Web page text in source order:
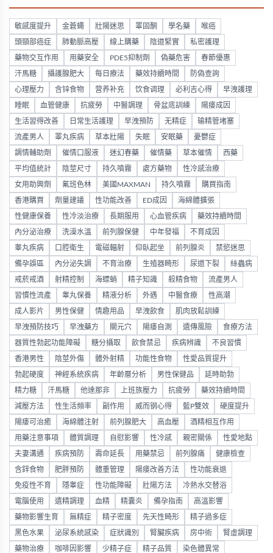
敏感度提升 金蒼蠅 壯陽迷思 睪固酮 學名藥 喉癌
頭頸部癌症 肺動脈高壓 線上購藥 陰道緊實 私密護理
藥物交互作用 用藥安全 PDE5抑制劑 偽藥危害 春節優惠
汗馬糖 攝護腺肥大 每日療法 藥效持續時間 防偽查詢
心理壓力 含锌食物 营养补充 饮食调理 必利吉心得 早洩護理
睡眠 血管健康 抗疲勞 中醫調理 骨盆底訓練 陽痿成因
生活習得改善 日常生活護理 早洩預防 无精症 输精管堵塞
流產男人 睪丸疾病 草本壯陽 失眠 安眠藥 憂鬱症
調情輔助劑 催情口服液 迷幻春藥 催情藥 草本催情 西藥
平均值統計 陰莖尺寸 持久噴霧 處方藥物 性冷感治療
女用助興劑 氟班色林 美國MAXMAN 持久噴霧 購買指南
香港購買 劑量建議 性功能改善 ED成因 海綿體擴張
性健康保養 性冷淡治療 長期服用 心血管疾病 藥效持續時間
內分泌治療 洗澡水溫 前列腺保健 中年發福 不育成因
睾丸疾病 口腔衛生 電磁輻射 仰臥起坐 前列腺炎 禁慾迷思
備孕誤區 內分泌失調 不育治療 生殖器畸形 尿道下裂 絲蟲病
戒菸戒酒 射精控制 海螵蛸 精子知識 殺精食物 流產男人
習慣性流產 睾丸保養 精液分析 外遇 中醫食療 性高潮
成人影片 男性保健 情趣用品 早洩飲食 肌肉放鬆訓練
早洩預防技巧 早洩藥方 關元穴 陽痿自測 遺傳風險 食療方法
器質性勃起功能障礙 糖分攝取 飲食禁忌 疾病辨識 不良習慣
香港男性 陰莖外傷 體外射精 功能性食物 性愛品質提升
勃起硬度 神經系統疾病 年齡層分析 男性保健品 延時助勃
精力糖 汗馬糖 他達那非 上班族壓力 抗疲勞 藥效持續時間
減壓方法 性生活頻率 副作用 威而钢心得 藍P雙效 硬度提升
陽痿可治癒 海綿體注射 前列腺肥大 高血壓 酒精相互作用
用藥注意事項 體質調理 自慰影響 性冷感 親密關係 性愛地點
夫妻溝通 疾病預防 壽命延長 用藥禁忌 前列腺痛 健康檢查
含鋅食物 肥胖預防 體重管理 陽痿改善方法 性功能衰退
免疫性不育 隱睾症 性功能障礙 壯陽方法 冷熱水交替浴
電腦使用 遺精調理 血精 精囊炎 備孕指南 高溫影響
藥物影響生育 無精症 精子密度 先天性畸形 精子過多症
黑色水果 泌尿系統感染 症狀識別 腎臟疾病 房中術 腎虛調理
藥物治療 咖啡因影響 少精子症 精子品質 染色體異常